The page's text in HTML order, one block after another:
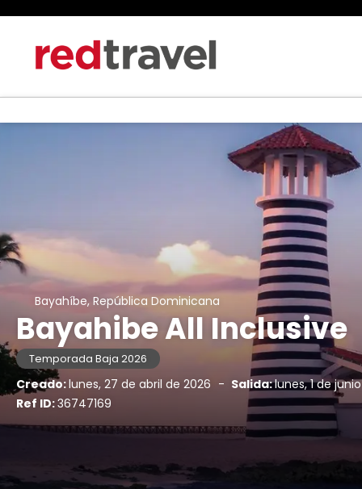
Bayahíbe, República Dominicana
Bayahibe All Inclusive
Temporada Baja 2026
Creado:lunes, 27 de abril de 2026 - Salida:lunes, 1 de
Ref ID:36747169